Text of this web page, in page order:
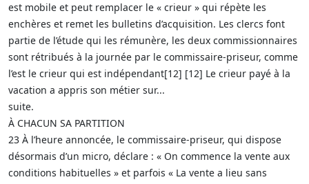
est mobile et peut remplacer le « crieur » qui répète les
enchères et remet les bulletins d’acquisition. Les clercs font
partie de l’étude qui les rémunère, les deux commissionnaires
sont rétribués à la journée par le commissaire-priseur, comme
l’est le crieur qui est indépendant[12] [12] Le crieur payé à la
vacation a appris son métier sur...
suite.
À CHACUN SA PARTITION
23 À l’heure annoncée, le commissaire-priseur, qui dispose
désormais d’un micro, déclare : « On commence la vente aux
conditions habituelles » et parfois « La vente a lieu sans